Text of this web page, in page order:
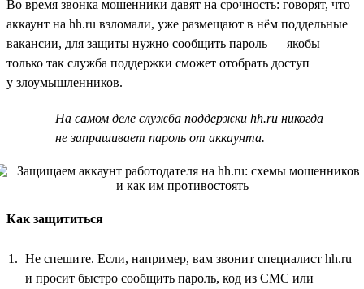
Во время звонка мошенники давят на срочность: говорят, что
аккаунт на hh.ru взломали, уже размещают в нём поддельные
вакансии, для защиты нужно сообщить пароль — якобы
только так служба поддержки сможет отобрать доступ
у злоумышленников.
На самом деле служба поддержки hh.ru никогда
не запрашивает пароль от аккаунта.
Как защититься
Не спешите. Если, например, вам звонит специалист hh.ru
и просит быстро сообщить пароль, код из СМС или